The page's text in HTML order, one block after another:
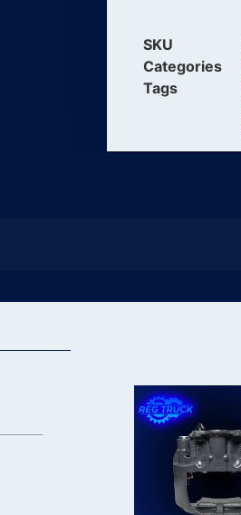
SKU
Categories
Tags